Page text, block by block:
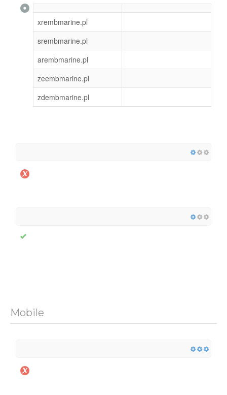
xrembmarine.pl
srembmarine.pl
arembmarine.pl
zeembmarine.pl
zdembmarine.pl
Mobile